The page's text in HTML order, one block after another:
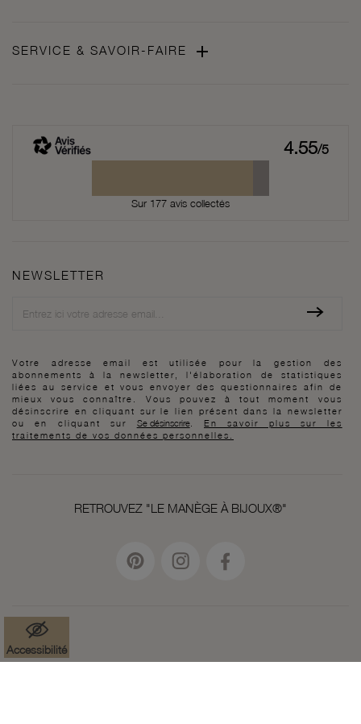
SERVICE & SAVOIR-FAIRE 
4.55/5
Sur 177 avis collectés
NEWSLETTER
Votre adresse email est utilisée pour la gestion des
abonnements à la newsletter, l'élaboration de statistiques
liées au service et vous envoyer des questionnaires afin de
mieux vous connaître. Vous pouvez à tout moment vous
désinscrire en cliquant sur le lien présent dans la newsletter
ou en cliquant sur Se désinscrire.En savoir plus sur les
traitements de vos données personnelles.
RETROUVEZ "LE MANÈGE À BIJOUX®"
Accessibilité